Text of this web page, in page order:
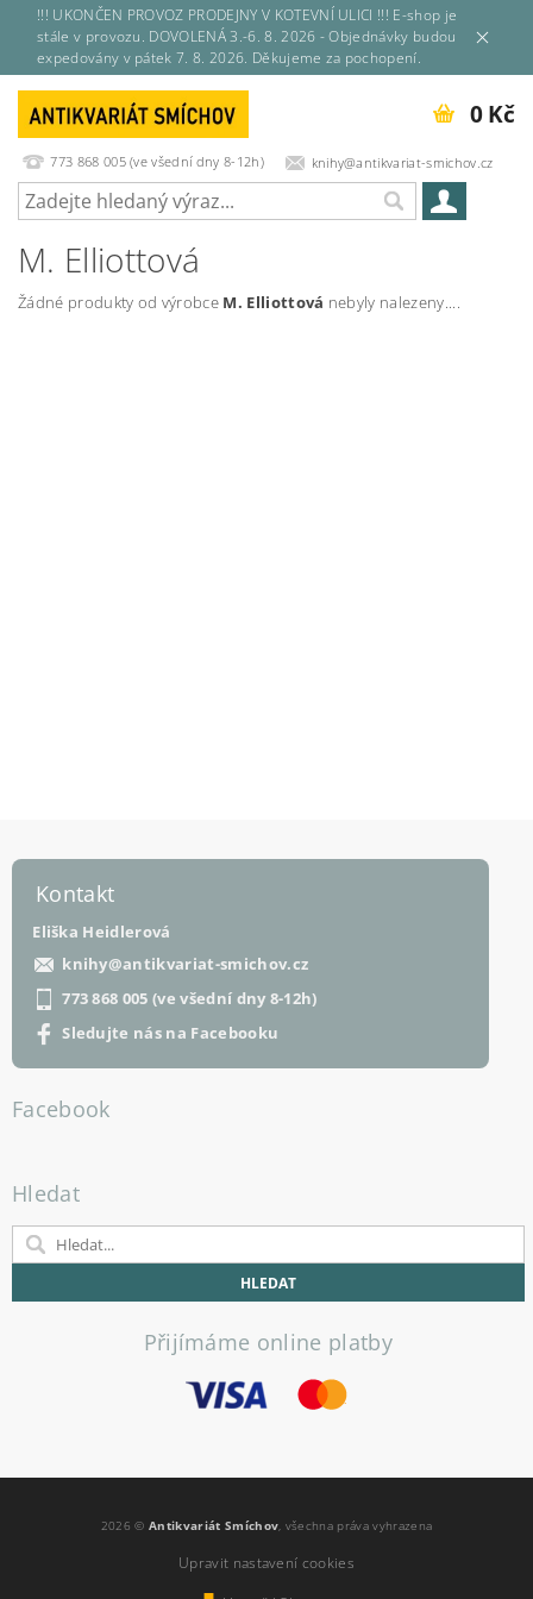
!!! UKONČEN PROVOZ PRODEJNY V KOTEVNÍ ULICI !!! E-shop je
stále v provozu. DOVOLENÁ 3.-6. 8. 2026 - Objednávky budou
expedovány v pátek 7. 8. 2026. Děkujeme za pochopení.
773 868 005 (ve všední dny 8-12h) knihy@antikvariat-smichov.cz
0 Kč
M. Elliottová
Žádné produkty od výrobce M. Elliottová nebyly nalezeny....
Kontakt
Eliška Heidlerová
knihy@antikvariat-smichov.cz
773 868 005 (ve všední dny 8-12h)
Sledujte nás na Facebooku
Facebook
Hledat
Přijímáme online platby
2026 ©Antikvariát Smíchov , všechna práva vyhrazena
Upravit nastavení cookies